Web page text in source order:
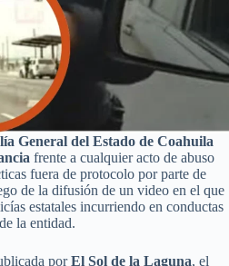
General del Estado de Coahuila
frente a cualquier acto de abuso
fuera de protocolo por parte de
de la difusión de un video en el que
estatales incurriendo en conductas
la entidad.
porEl Sol de la Laguna, el